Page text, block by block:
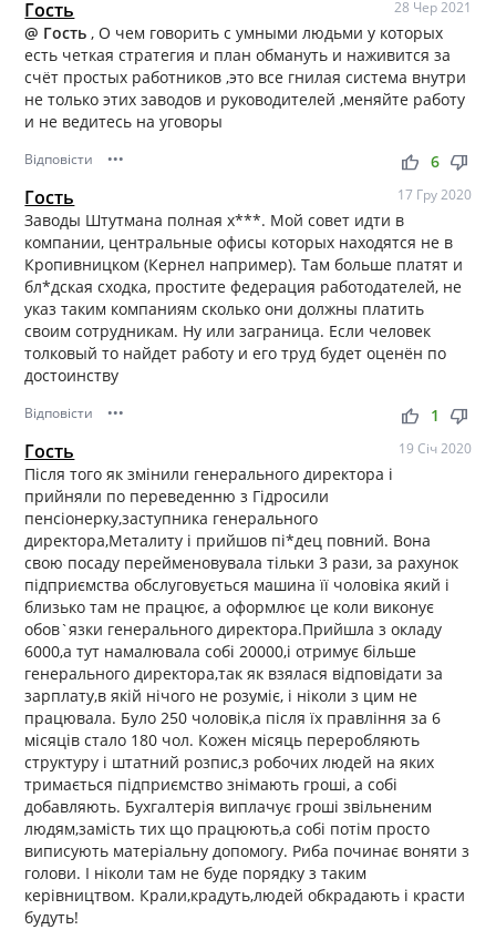
Гость 28 Чер 2021
@ Гость, О чем говорить с умными людьми у которых
есть четкая стратегия и план обмануть и наживится за
счёт простых работников ,это все гнилая система внутри
не только этих заводов и руководителей ,меняйте работу
и не ведитесь на уговоры
Відповісти ••• thumb_up thumb_down
6
Гость 17 Гру 2020
Заводы Штутмана полная х***. Мой совет идти в
компании, центральные офисы которых находятся не в
Кропивницком (Кернел например). Там больше платят и
бл*дская сходка, простите федерация работодателей, не
указ таким компаниям сколько они должны платить
своим сотрудникам. Ну или заграница. Если человек
толковый то найдет работу и его труд будет оценён по
достоинству
Відповісти ••• thumb_up thumb_down
1
Гость 19 Січ 2020
Після того як змінили генерального директора і
прийняли по переведенню з Гідросили
пенсіонерку,заступника генерального
директора,Металиту і прийшов пі*дец повний. Вона
свою посаду перейменовувала тільки 3 рази, за рахунок
підприємства обслуговується машина її чоловіка який і
близько там не працює, а оформлює це коли виконує
обов`язки генерального директора.Прийшла з окладу
6000,а тут намалювала собі 20000,і отримує більше
генерального директора,так як взялася відповідати за
зарплату,в якій нічого не розуміє, і ніколи з цим не
працювала. Було 250 чоловік,а після їх правління за 6
місяців стало 180 чол. Кожен місяць переробляють
структуру і штатний розпис,з робочих людей на яких
тримається підприємство знімають гроші, а собі
добавляють. Бухгалтерія виплачує гроші звільненим
людям,замість тих що працюють,а собі потім просто
виписують матеріальну допомогу. Риба починає воняти з
голови. І ніколи там не буде порядку з таким
керівництвом. Крали,крадуть,людей обкрадають і красти
будуть!